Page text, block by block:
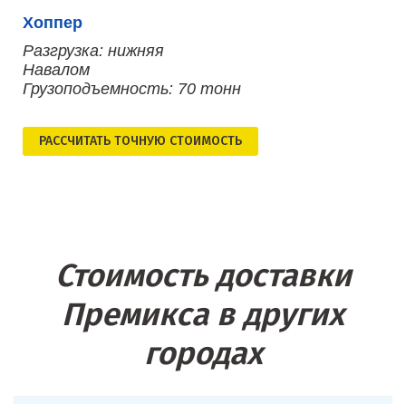
Хоппер
Разгрузка: нижняя
Навалом
Грузоподъемность: 70 тонн
РАСCЧИТАТЬ ТОЧНУЮ СТОИМОСТЬ
Стоимость доставки
Премикса в других
городах